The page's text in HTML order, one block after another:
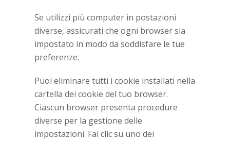
Se utilizzi più computer in postazioni
diverse, assicurati che ogni browser sia
impostato in modo da soddisfare le tue
preferenze.
Puoi eliminare tutti i cookie installati nella
cartella dei cookie del tuo browser.
Ciascun browser presenta procedure
diverse per la gestione delle
impostazioni. Fai clic su uno dei